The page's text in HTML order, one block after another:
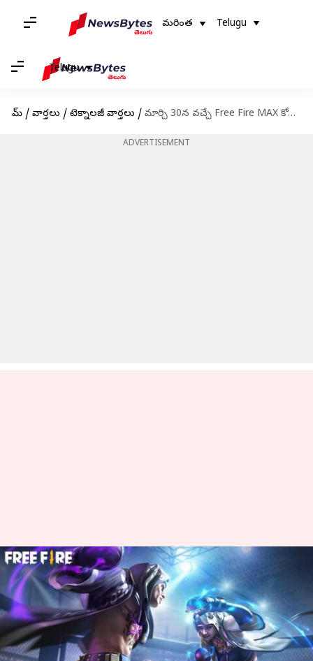
మరింత Telugu
Telugu
హోమ్ / వార్తలు / టెక్నాలజీ వార్తలు / మార్చి 30న వచ్చే Free Fire MAX కోడ్స్ రీడీమ్ విధానం
ADVERTISEMENT
మార్చి 30న వచ్చే Free Fire MAX
కోడ్స్ రీడీమ్ విధానం
వ్రాసిన వారు Nishkala Sathivada Mar 30, 2023 06:00 am
ఈ వార్తాకథనం ఏంటి